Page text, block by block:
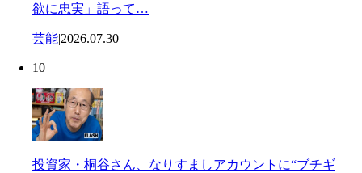
欲に忠実」語って…
芸能|2026.07.30
10
投資家・桐谷さん、なりすましアカウントに“ブチギ